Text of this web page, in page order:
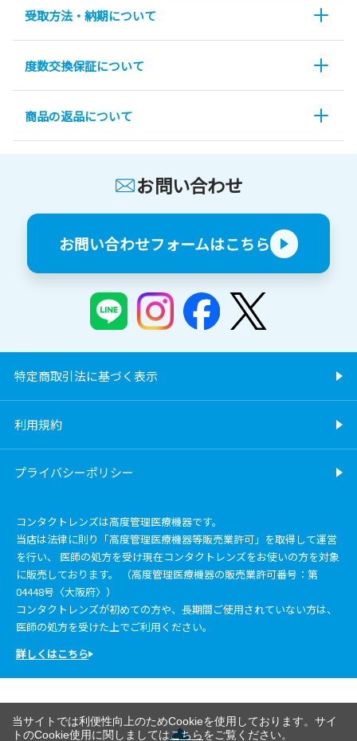
受取方法・納期について
度数交換保証について
商品の返品について
お問い合わせ
お問い合わせフォームはこちら
特定商取引法に基づく表示
利用規約
プライバシーポリシー
コンタクトレンズは高度管理医療機器です。
当店は法律に則り「高度管理医療機器等販売業許可」を取得して運営
を行い、 医師の処方を受け現在コンタクトレンズをお使いの方を対象
に販売しております。 （高度管理医療機器の販売業許可番号：第
04448号〈大阪府〉）
コンタクトレンズが初めての方や、長期間ご使用されていない方は、
医師の処方を受けた上でご利用ください。
詳しくはこちら
当サイトでは利便性向上のためCookieを使用しております。サイ
トのCookie使用に関しましてはこちらをご覧ください。